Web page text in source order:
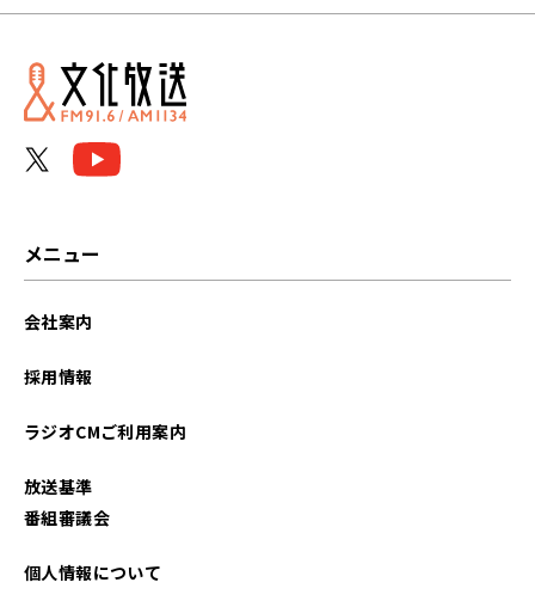
2023年02月
2023年01月
メニュー
会社案内
採用情報
ラジオCMご利用案内
放送基準
番組審議会
個人情報について